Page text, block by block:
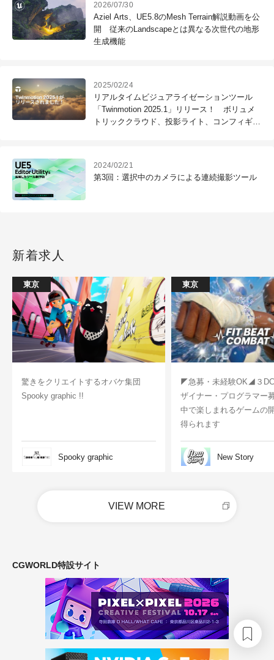
2026/07/30
Aziel Arts、UE5.8のMesh Terrain解説動画を公
開 従来のLandscapeとは異なる次世代の地形
生成機能
2025/02/24
リアルタイムビジュアライゼーションツール
「Twinmotion 2025.1」リリース！ ボリュメ
トリッククラウド、投影ライト、コンフィギュ
2024/02/21
第3回：選択中のカメラによる連続撮影ツール
新着求人
東京
驚きをクリエイトするオバケ集団
Spooky graphic !!
Spooky graphic
東京
◤急募・未経験OK◢３
ザイナー・プログラマー
中で楽しまれるゲームの
得られます
New Story
VIEW MORE
CGWORLD特設サイト